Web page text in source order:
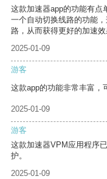
这款加速器app的功能有点
一个自动切换线路的功能
路，从而获得更好的加速效
2025-01-09
游客
这款app的功能非常丰富，
2025-01-09
游客
这款加速器VPM应用程序
护。
2025-01-09